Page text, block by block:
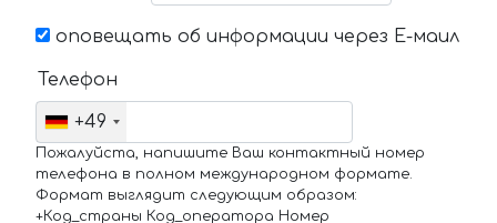
оповещать об информации через Е-маил
Телефон
+49
Пожалуйста, напишите Ваш контактный номер
телефона в полном международном формате.
Формат выглядит следующим образом:
+Код_страны Код_оператора Номер